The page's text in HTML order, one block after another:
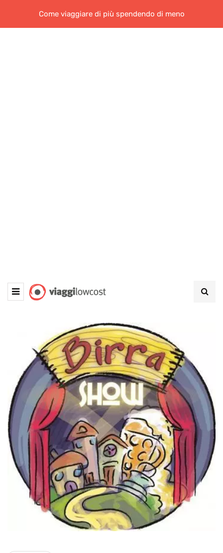
Come viaggiare di più spendendo di meno